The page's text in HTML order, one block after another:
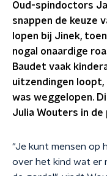
Oud-spindoctors
snappen de keuze
lopen bij Jinek,
nogal onaardige
Baudet vaak
uitzendingen
was weggelopen.
Julia Wouters in
"Je kunt mensen op
over het kind wat er